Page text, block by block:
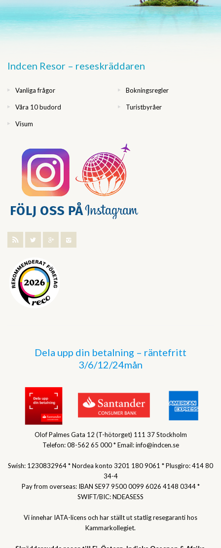
Indcen Resor – reseskräddaren
Vanliga frågor Bokningsregler
Våra 10 budord Turistbyråer
Visum
Dela upp din betalning – räntefritt
3/6/12/24mån
Olof Palmes Gata 12 (T-hötorget) 111 37 Stockholm
Telefon: 08-562 65 000 * Email: info@indcen.se
Swish: 1230832964 * Nordea konto 3201 180 9061 * Plusgiro: 414 80
34-4
Pay from overseas: IBAN SE97 9500 0099 6026 4148 0344 *
SWIFT/BIC: NDEASESS
Vi innehar IATA-licens och har ställt ut statlig resegaranti hos
Kammarkollegiet.